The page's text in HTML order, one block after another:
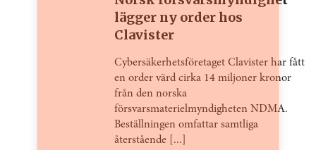
lägger ny order hos
Clavister
Cybersäkerhetsföretaget Clavister har fått
en order värd cirka 14 miljoner kronor
från den norska
försvarsmaterielmyndigheten NDMA.
Beställningen omfattar samtliga
återstående [...]